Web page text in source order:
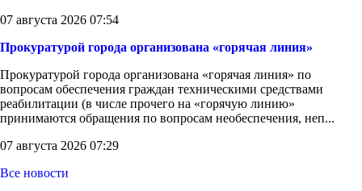
07 августа 2026 07:54
Прокуратурой города организована «горячая линия»
Прокуратурой города организована «горячая линия» по
вопросам обеспечения граждан техническими средствами
реабилитации (в числе прочего на «горячую линию»
принимаются обращения по вопросам необеспечения, неп...
07 августа 2026 07:29
Все новости